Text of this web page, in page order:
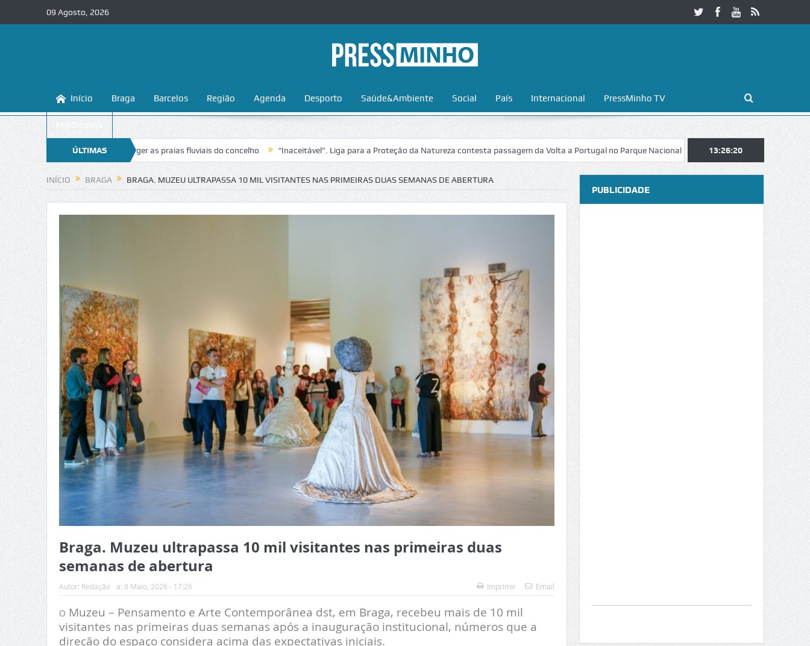
09 Agosto, 2026
Início Braga Barcelos Região Agenda Desporto Saúde&Ambiente Social País Internacional PressMinho TV
Multimédia
ÚLTIMAS
NOTÍCIAS
a conhecer e proteger as praias fluviais do concelho “Inaceitável”. Liga para a Proteção da Natureza contesta passagem da Volta a Portugal no Parque Nacional da Peneda-Gerês Esposende.
13:26:21
INÍCIO BRAGA BRAGA. MUZEU ULTRAPASSA 10 MIL VISITANTES NAS PRIMEIRAS DUAS SEMANAS DE ABERTURA
Braga. Muzeu ultrapassa 10 mil visitantes nas primeiras duas
semanas de abertura
Autor: Redação a: 8 Maio, 2026 - 17:26 Imprimir Email
O Muzeu – Pensamento e Arte Contemporânea dst, em Braga, recebeu mais de 10 mil
visitantes nas primeiras duas semanas após a inauguração institucional, números que a
direção do espaço considera acima das expectativas iniciais.
PUBLICIDADE